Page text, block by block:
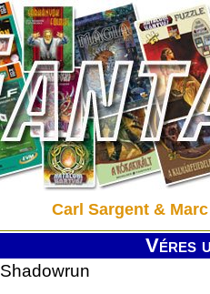
Carl Sargent &
Véres
Shadowrun